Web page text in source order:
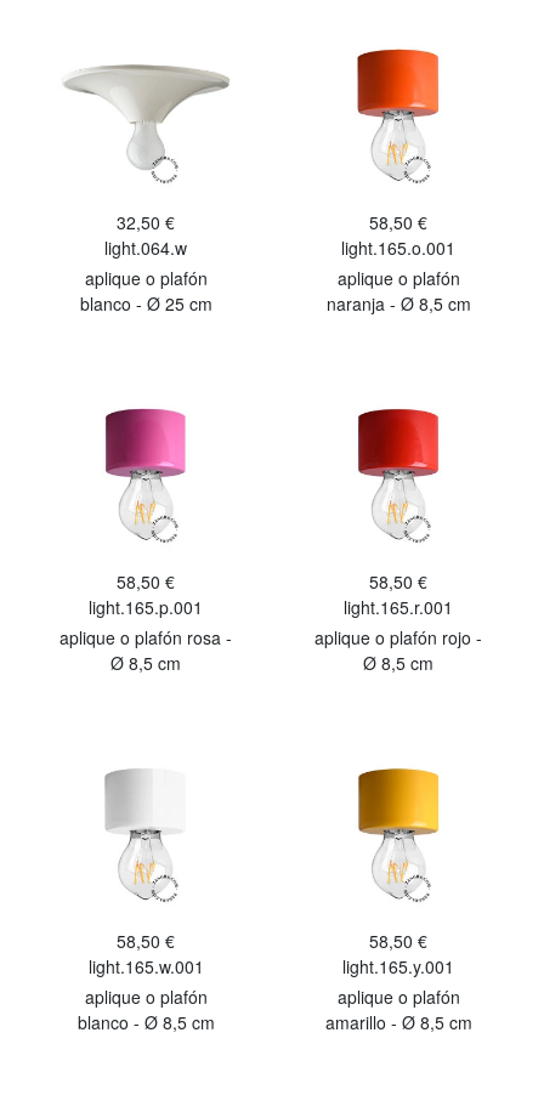
32,50 €
light.064.w
aplique o plafón
blanco - Ø 25 cm
58,50 €
light.165.o.001
aplique o plafón
naranja - Ø 8,5 cm
58,50 €
light.165.p.001
aplique o plafón rosa -
Ø 8,5 cm
58,50 €
light.165.r.001
aplique o plafón rojo -
Ø 8,5 cm
58,50 €
light.165.w.001
aplique o plafón
blanco - Ø 8,5 cm
58,50 €
light.165.y.001
aplique o plafón
amarillo - Ø 8,5 cm